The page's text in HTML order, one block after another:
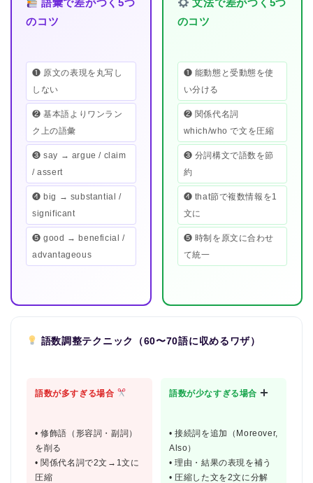
語彙で差がつく5つ
のコツ
❶ 原文の表現を丸写し
しない
❷ 基本語よりワンラン
ク上の語彙
❸ say → argue / claim
/ assert
❹ big → substantial /
significant
❺ good → beneficial /
advantageous
文法で差がつく5つ
のコツ
❶ 能動態と受動態を使
い分ける
❷ 関係代名詞
which/who で文を圧縮
❸ 分詞構文で語数を節
約
❹ that節で複数情報を1
文に
❺ 時制を原文に合わせ
て統一
語数調整テクニック（60〜70語に収めるワザ）
語数が多すぎる場合
• 修飾語（形容詞・副詞）
を削る
• 関係代名詞で2文→1文に
圧縮
語数が少なすぎる場合
• 接続詞を追加（Moreover,
Also）
• 理由・結果の表現を補う
• 圧縮した文を2文に分解